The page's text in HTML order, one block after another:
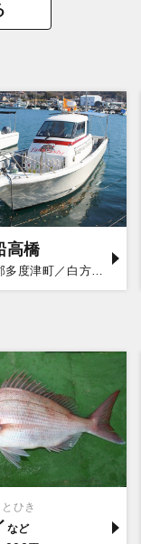
高橋
仲多度郡多度津町／白方漁港
ひき